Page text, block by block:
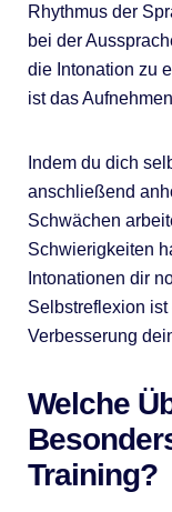
Rhythmus der
bei der
die Intonation zu
ist das
Indem du dich
anschließend
Schwächen
Schwierigkeiten
Intonationen dir
Selbstreflexion
Verbesserung
Welche
Training?